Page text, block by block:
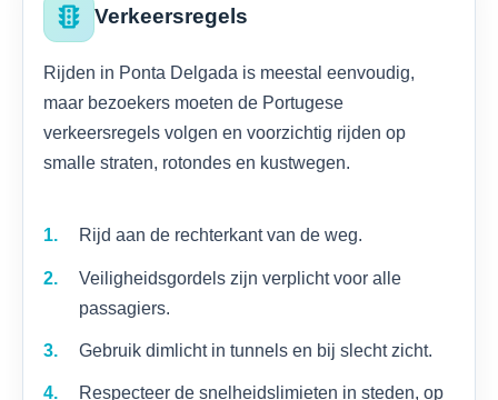
traffic Verkeersregels
Rijden in Ponta Delgada is meestal eenvoudig,
maar bezoekers moeten de Portugese
verkeersregels volgen en voorzichtig rijden op
smalle straten, rotondes en kustwegen.
Rijd aan de rechterkant van de weg.
Veiligheidsgordels zijn verplicht voor alle
passagiers.
Gebruik dimlicht in tunnels en bij slecht zicht.
Respecteer de snelheidslimieten in steden, op